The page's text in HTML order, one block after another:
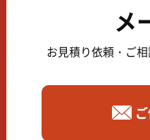
メ
お見積り依頼・ご